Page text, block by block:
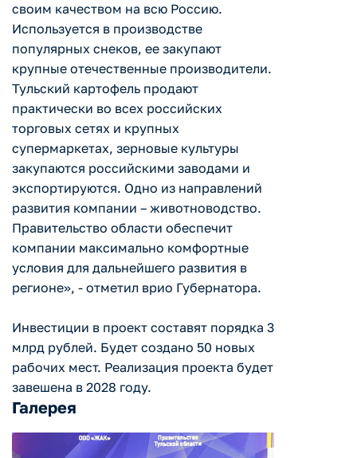
своим качеством на всю Россию.
Используется в производстве
популярных снеков, ее закупают
крупные отечественные производители.
Тульский картофель продают
практически во всех российских
торговых сетях и крупных
супермаркетах, зерновые культуры
закупаются российскими заводами и
экспортируются. Одно из направлений
развития компании – животноводство.
Правительство области обеспечит
компании максимально комфортные
условия для дальнейшего развития в
регионе», - отметил врио Губернатора.
Инвестиции в проект составят порядка 3
млрд рублей. Будет создано 50 новых
рабочих мест. Реализация проекта будет
завешена в 2028 году.
Галерея